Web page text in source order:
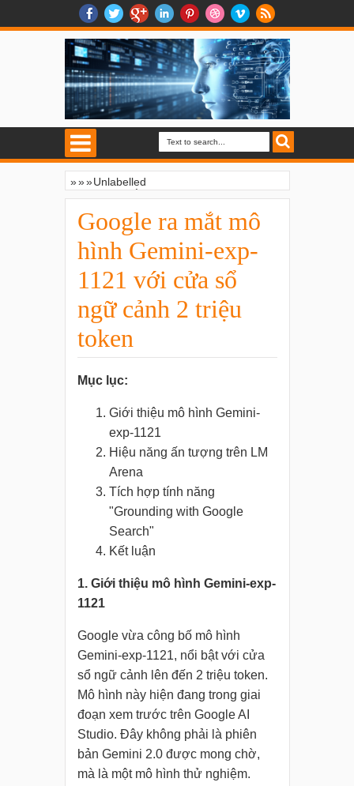
»» Unlabelled
»
Google ra mắt mô
hình Gemini-exp-
1121 với cửa sổ
ngữ cảnh 2 triệu
token
Mục lục:
Giới thiệu mô hình Gemini-
exp-1121
Hiệu năng ấn tượng trên LM
Arena
Tích hợp tính năng
"Grounding with Google
Search"
Kết luận
1. Giới thiệu mô hình Gemini-exp-
1121
Google vừa công bố mô hình
Gemini-exp-1121, nổi bật với cửa
sổ ngữ cảnh lên đến 2 triệu token.
Mô hình này hiện đang trong giai
đoạn xem trước trên Google AI
Studio. Đây không phải là phiên
bản Gemini 2.0 được mong chờ,
mà là một mô hình thử nghiệm.